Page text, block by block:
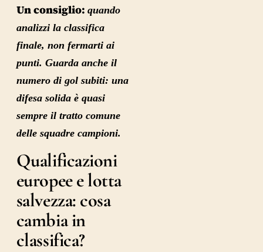
Un consiglio: quando
analizzi la classifica
finale, non fermarti ai
punti. Guarda anche il
numero di gol subiti: una
difesa solida è quasi
sempre il tratto comune
delle squadre campioni.
Qualificazioni
europee e lotta
salvezza: cosa
cambia in
classifica?